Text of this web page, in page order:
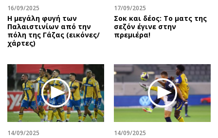
Πολιτισμός
Σινεμά
Θέατρο-Χορός
Εικαστικά
Βιβλίο
Χειρόγραφα
Εκπομπές
Wine routes
Προσφορές
Προσωπικότητες στην ''Κ''
Επιστολές
16/09/2025
Η μεγάλη φυγή των
Παλαιστινίων από την
πόλη της Γάζας (εικόνες/
χάρτες)
17/09/2025
Σοκ και δέος: Το ματς της
σεζόν έγινε στην
πρεμιέρα!
14/09/2025 14/09/2025